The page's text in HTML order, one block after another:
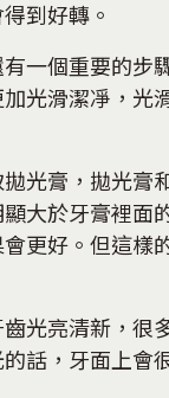
到好轉。
一個重要的步
光滑潔凈，光
光膏，拋光膏
大於牙膏裡面
更好。但這樣
光亮清新，很
話，牙面上會